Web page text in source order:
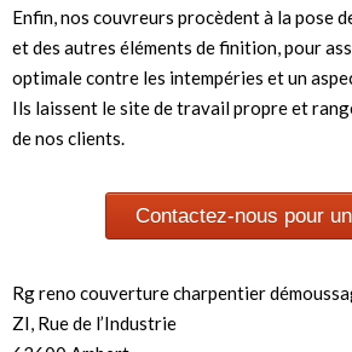
Enfin, nos couvreurs procèdent à la pose
et des autres éléments de finition, pour
optimale contre les intempéries et un
Ils laissent le site de travail propre et
de nos clients.
Contactez-nous pour
Rg reno couverture charpentier
ZI, Rue de l’Industrie